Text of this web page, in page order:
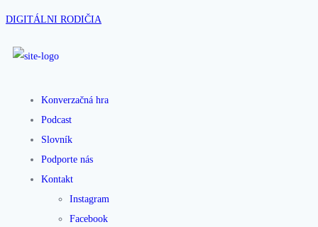
DIGITÁLNI RODIČIA
Konverzačná hra
Podcast
Slovník
Podporte nás
Kontakt
Instagram
Facebook